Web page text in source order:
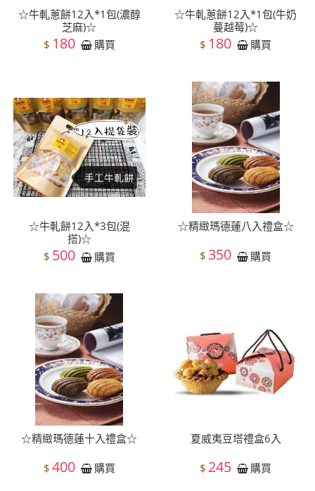
☆牛軋蔥餅12入*1包(濃醇
芝麻)☆
$ 180 購買
☆牛軋蔥餅12入*1包(牛奶
蔓越莓)☆
$ 180 購買
☆牛軋餅12入*3包(混
搭)☆
$ 500 購買
☆精緻瑪德蓮八入禮盒☆
$ 350 購買
☆精緻瑪德蓮十入禮盒☆
$ 400 購買
夏威夷豆塔禮盒6入
$ 245 購買